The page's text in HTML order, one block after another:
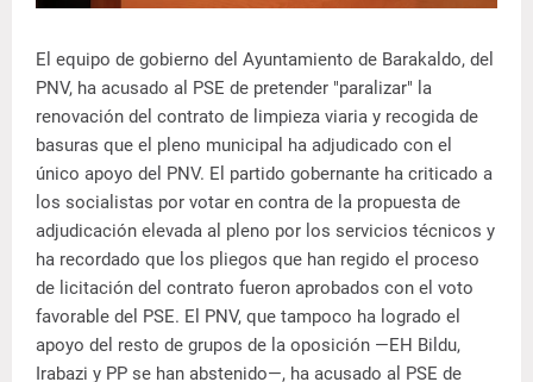
El equipo de gobierno del Ayuntamiento de Barakaldo, del
PNV, ha acusado al PSE de pretender "paralizar" la
renovación del contrato de limpieza viaria y recogida de
basuras que el pleno municipal ha adjudicado con el
único apoyo del PNV. El partido gobernante ha criticado a
los socialistas por votar en contra de la propuesta de
adjudicación elevada al pleno por los servicios técnicos y
ha recordado que los pliegos que han regido el proceso
de licitación del contrato fueron aprobados con el voto
favorable del PSE. El PNV, que tampoco ha logrado el
apoyo del resto de grupos de la oposición —EH Bildu,
Irabazi y PP se han abstenido—, ha acusado al PSE de